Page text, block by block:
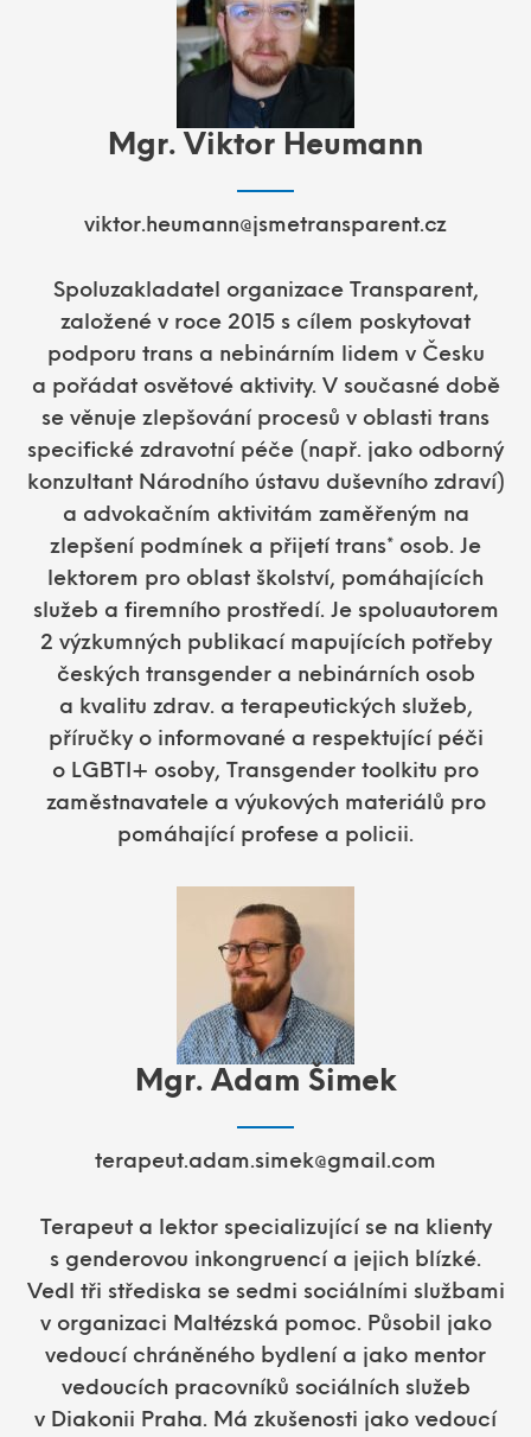
Mgr. Viktor Heumann
viktor.heumann@jsmetransparent.cz
Spoluzakladatel organizace Transparent,
založené v roce 2015 s cílem poskytovat
podporu trans a nebinárním lidem v Česku
a pořádat osvětové aktivity. V současné době
se věnuje zlepšování procesů v oblasti trans
specifické zdravotní péče (např. jako odborný
konzultant Národního ústavu duševního zdraví)
a advokačním aktivitám zaměřeným na
zlepšení podmínek a přijetí trans* osob. Je
lektorem pro oblast školství, pomáhajících
služeb a firemního prostředí. Je spoluautorem
2 výzkumných publikací mapujících potřeby
českých transgender a nebinárních osob
a kvalitu zdrav. a terapeutických služeb,
příručky o informované a respektující péči
o LGBTI+ osoby, Transgender toolkitu pro
zaměstnavatele a výukových materiálů pro
pomáhající profese a policii.
Mgr. Adam Šimek
terapeut.adam.simek@gmail.com
Terapeut a lektor specializující se na klienty
s genderovou inkongruencí a jejich blízké.
Vedl tři střediska se sedmi sociálními službami
v organizaci Maltézská pomoc. Působil jako
vedoucí chráněného bydlení a jako mentor
vedoucích pracovníků sociálních služeb
v Diakonii Praha. Má zkušenosti jako vedoucí